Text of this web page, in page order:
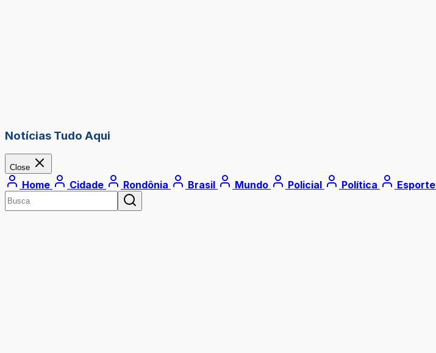
Notícias Tudo Aqui
Close
Home Cidade Rondônia Brasil Mundo Policial Política Esporte